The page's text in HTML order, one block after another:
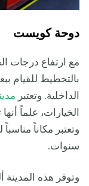
دوحة كويست
مع ارتفاع درجات
بالتخطيط للقيام
الداخلية. وتعتبر
الخيارات، علماً
سنوات.
وتوفر هذه المدينة